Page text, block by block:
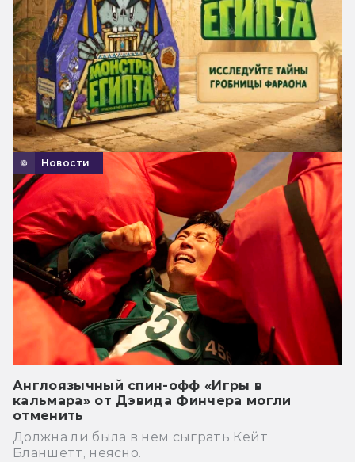
Новости
Англоязычный спин-офф «Игры в
кальмара» от Дэвида Финчера могли
отменить
Должна ли была в нем сыграть Кейт
Бланшетт, неясно.